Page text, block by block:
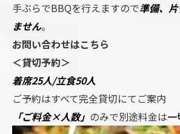
手ぶらでBBQを行えますので準備、
ません。
お問い合わせはこちら
＜貸切予約＞
着席25人/立食50人
ご予約はすべて完全貸切にてご案内
「ご料金×人数」 のみで別途料金は